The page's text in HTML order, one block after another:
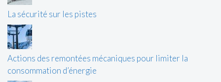
La sécurité sur les pistes
Actions des remontées mécaniques pour limiter la
consommation d’énergie